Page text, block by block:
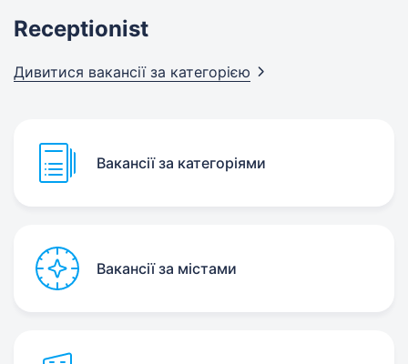
Receptionist
Дивитися вакансії за категорією
Вакансії за категоріями
Вакансії за містами